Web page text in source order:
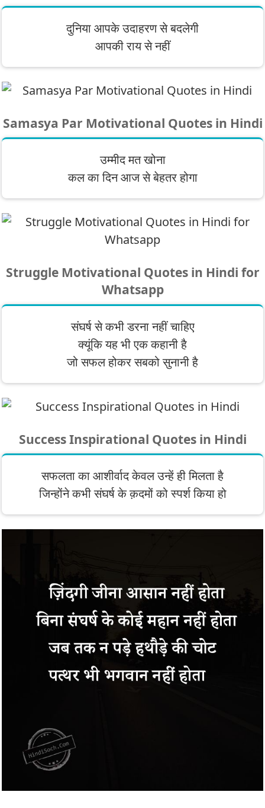
दुनिया आपके उदाहरण से बदलेगी
आपकी राय से नहीं
Samasya Par Motivational Quotes in Hindi
उम्मीद मत खोना
कल का दिन आज से बेहतर होगा
Struggle Motivational Quotes in Hindi for
Whatsapp
संघर्ष से कभी डरना नहीं चाहिए
क्यूंकि यह भी एक कहानी है
जो सफल होकर सबको सुनानी है
Success Inspirational Quotes in Hindi
सफलता का आशीर्वाद केवल उन्हें ही मिलता है
जिन्होंने कभी संघर्ष के क़दमों को स्पर्श किया हो